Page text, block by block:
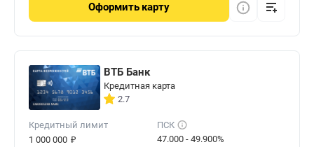
Оформить карту
ВТБ Банк
Кредитная карта
2.7
Кредитный лимит
1 000 000 ₽
ПСК
47.000 - 49.900%